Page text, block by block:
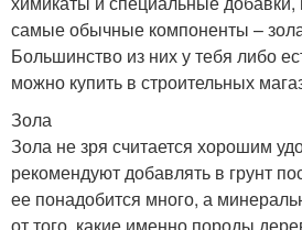
самые обычные компоненты –
Большинство из них у тебя либо
можно купить в строительных
Зола
Зола не зря считается хорошим
рекомендуют добавлять в грунт
ее понадобится много, а
от того, какие именно породы